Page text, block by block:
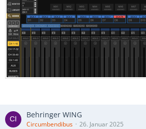
Behringer WING
Circumbendibus 26. Januar 2025